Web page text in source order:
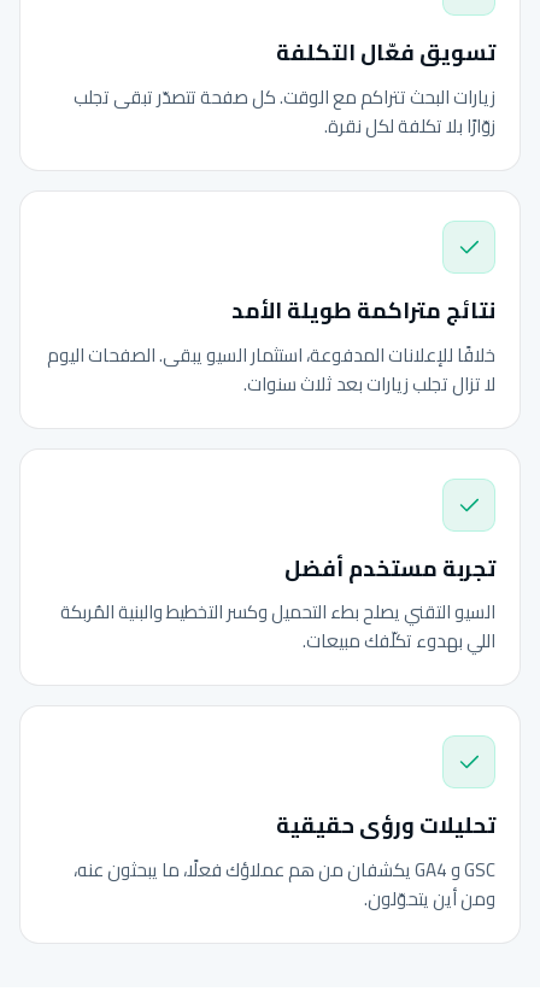
تسويق فعّال التكلفة
زيارات البحث تتراكم مع الوقت. كل صفحة تتصدّر تبقى تجلب
زوّارًا بلا تكلفة لكل نقرة.
نتائج متراكمة طويلة الأمد
خلافًا للإعلانات المدفوعة، استثمار السيو يبقى. الصفحات اليوم
لا تزال تجلب زيارات بعد ثلاث سنوات.
تجربة مستخدم أفضل
السيو التقني يصلح بطء التحميل وكسر التخطيط والبنية المُربكة
اللي بهدوء تكلّفك مبيعات.
تحليلات ورؤى حقيقية
GSC و GA4 يكشفان من هم عملاؤك فعلًا، ما يبحثون عنه،
ومن أين يتحوّلون.